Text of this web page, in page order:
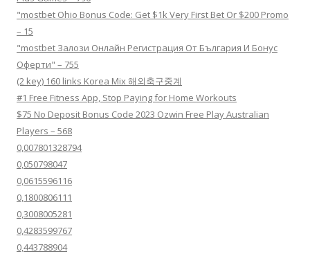
"mostbet Ohio Bonus Code: Get $1k Very First Bet Or $200 Promo
– 15
"mostbet Залози Онлайн Регистрация От България И Бонус
Оферти" – 755
(2 key) 160 links Korea Mix 해외축구중계
#1 Free Fitness App, Stop Paying for Home Workouts
$75 No Deposit Bonus Code 2023 Ozwin Free Play Australian
Players – 568
0,007801328794
0,050798047
0,0615596116
0,1800806111
0,3008005281
0,4283599767
0,443788904